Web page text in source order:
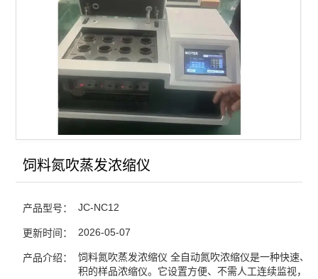
饲料兽药化验仪器
查看全部 >>
饲料氮吹蒸发浓缩仪
产品型号： JC-NC12
更新时间： 2026-05-07
产品介绍：
饲料氮吹蒸发浓缩仪 全自动氮吹浓缩仪是一种快速、
积的样品浓缩仪。它设置方便、不需人工连续监视，